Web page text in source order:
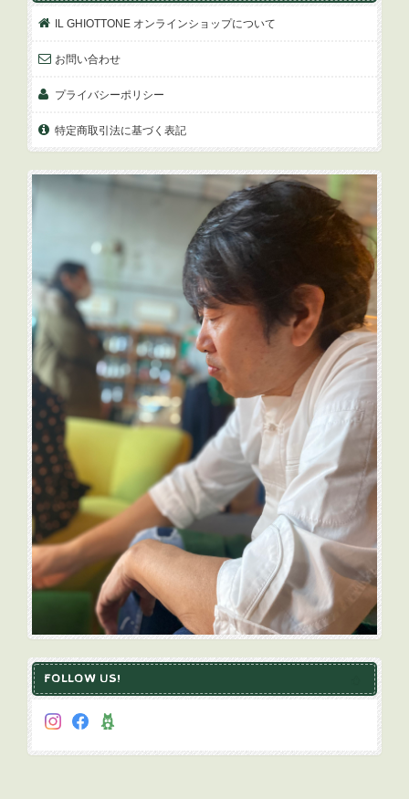
IL GHIOTTONE オンラインショップについて
お問い合わせ
プライバシーポリシー
特定商取引法に基づく表記
FOLLOW US!